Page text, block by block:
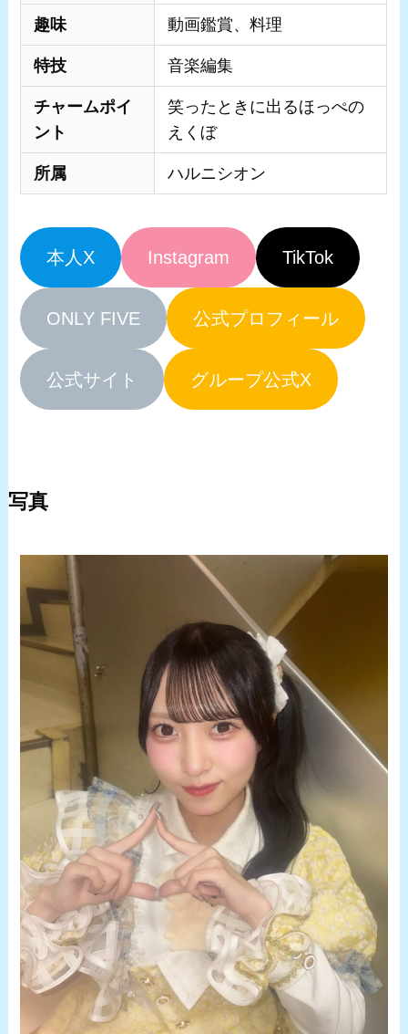
趣味 動画鑑賞、料理
特技 音楽編集
チャームポイ
ント
笑ったときに出るほっぺの
えくぼ
所属 ハルニシオン
本人X Instagram TikTok
ONLY FIVE 公式プロフィール
公式サイト グループ公式X
写真